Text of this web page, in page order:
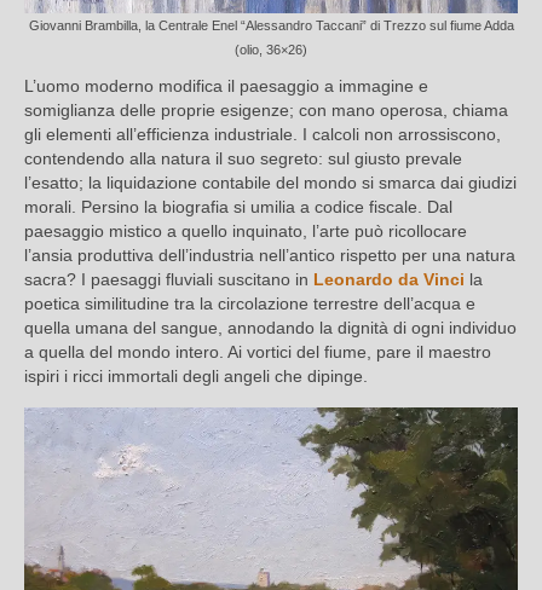
Giovanni Brambilla, la Centrale Enel “Alessandro Taccani” di Trezzo sul fiume Adda
(olio, 36×26)
L’uomo moderno modifica il paesaggio a immagine e
somiglianza delle proprie esigenze; con mano operosa, chiama
gli elementi all’efficienza industriale. I calcoli non arrossiscono,
contendendo alla natura il suo segreto: sul giusto prevale
l’esatto; la liquidazione contabile del mondo si smarca dai giudizi
morali. Persino la biografia si umilia a codice fiscale. Dal
paesaggio mistico a quello inquinato, l’arte può ricollocare
l’ansia produttiva dell’industria nell’antico rispetto per una natura
sacra? I paesaggi fluviali suscitano in Leonardo da Vinci la
poetica similitudine tra la circolazione terrestre dell’acqua e
quella umana del sangue, annodando la dignità di ogni individuo
a quella del mondo intero. Ai vortici del fiume, pare il maestro
ispiri i ricci immortali degli angeli che dipinge.